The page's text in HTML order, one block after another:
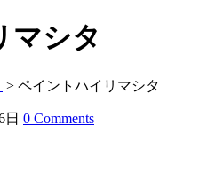
マシタ
> ペイントハイリマシタ
日 0 Comments